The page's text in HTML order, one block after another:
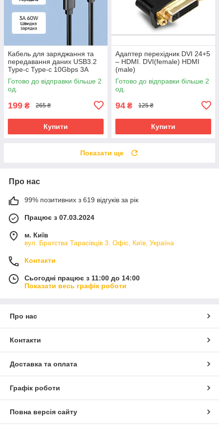
Кабель для заряджання та
передавання даних USB3.2
Type-c Type-c 10Gbps 3A
60W 2 метри
Готово до відправки більше 2
од.
199 ₴ 265 ₴
Купити
Адаптер перехідник DVI 24+5
– HDMI. DVI(female) HDMI
(male)
Готово до відправки більше 2
од.
94 ₴ 125 ₴
Купити
Показати ще
Про нас
99% позитивних з 619 відгуків за рік
Працює з 07.03.2024
м. Київ
вул. Братства Тарасівців 3. Офіс, Київ, Україна
Контакти
Сьогодні працює з 11:00 до 14:00
Показати весь графік роботи
Про нас
Контакти
Доставка та оплата
Графік роботи
Повна версія сайту